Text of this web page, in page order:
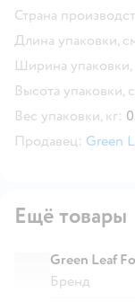
Страна
Длина упаковки,
Ширина упаковки,
Высота упаковки,
Вес упаковки, кг:
Продавец: Green
Ещё товары
Green Leaf
Бренд